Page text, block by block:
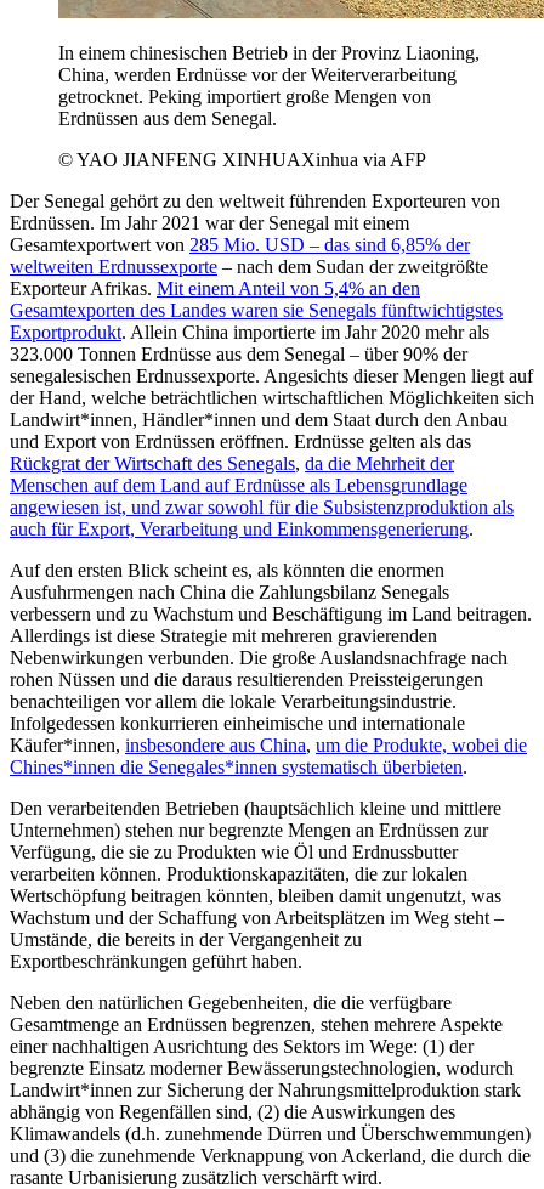
In einem chinesischen Betrieb in der Provinz Liaoning,
China, werden Erdnüsse vor der Weiterverarbeitung
getrocknet. Peking importiert große Mengen von
Erdnüssen aus dem Senegal.
© YAO JIANFENG XINHUAXinhua via AFP
Der Senegal gehört zu den weltweit führenden Exporteuren von
Erdnüssen. Im Jahr 2021 war der Senegal mit einem
Gesamtexportwert von 285 Mio. USD – das sind 6,85% der
weltweiten Erdnussexporte – nach dem Sudan der zweitgrößte
Exporteur Afrikas. Mit einem Anteil von 5,4% an den
Gesamtexporten des Landes waren sie Senegals fünftwichtigstes
Exportprodukt. Allein China importierte im Jahr 2020 mehr als
323.000 Tonnen Erdnüsse aus dem Senegal – über 90% der
senegalesischen Erdnussexporte. Angesichts dieser Mengen liegt auf
der Hand, welche beträchtlichen wirtschaftlichen Möglichkeiten sich
Landwirt*innen, Händler*innen und dem Staat durch den Anbau
und Export von Erdnüssen eröffnen. Erdnüsse gelten als das
Rückgrat der Wirtschaft des Senegals, da die Mehrheit der
Menschen auf dem Land auf Erdnüsse als Lebensgrundlage
angewiesen ist, und zwar sowohl für die Subsistenzproduktion als
auch für Export, Verarbeitung und Einkommensgenerierung.
Auf den ersten Blick scheint es, als könnten die enormen
Ausfuhrmengen nach China die Zahlungsbilanz Senegals
verbessern und zu Wachstum und Beschäftigung im Land beitragen.
Allerdings ist diese Strategie mit mehreren gravierenden
Nebenwirkungen verbunden. Die große Auslandsnachfrage nach
rohen Nüssen und die daraus resultierenden Preissteigerungen
benachteiligen vor allem die lokale Verarbeitungsindustrie.
Infolgedessen konkurrieren einheimische und internationale
Käufer*innen, insbesondere aus China, um die Produkte, wobei die
Chines*innen die Senegales*innen systematisch überbieten.
Den verarbeitenden Betrieben (hauptsächlich kleine und mittlere
Unternehmen) stehen nur begrenzte Mengen an Erdnüssen zur
Verfügung, die sie zu Produkten wie Öl und Erdnussbutter
verarbeiten können. Produktionskapazitäten, die zur lokalen
Wertschöpfung beitragen könnten, bleiben damit ungenutzt, was
Wachstum und der Schaffung von Arbeitsplätzen im Weg steht –
Umstände, die bereits in der Vergangenheit zu
Exportbeschränkungen geführt haben.
Neben den natürlichen Gegebenheiten, die die verfügbare
Gesamtmenge an Erdnüssen begrenzen, stehen mehrere Aspekte
einer nachhaltigen Ausrichtung des Sektors im Wege: (1) der
begrenzte Einsatz moderner Bewässerungstechnologien, wodurch
Landwirt*innen zur Sicherung der Nahrungsmittelproduktion stark
abhängig von Regenfällen sind, (2) die Auswirkungen des
Klimawandels (d.h. zunehmende Dürren und Überschwemmungen)
und (3) die zunehmende Verknappung von Ackerland, die durch die
rasante Urbanisierung zusätzlich verschärft wird.